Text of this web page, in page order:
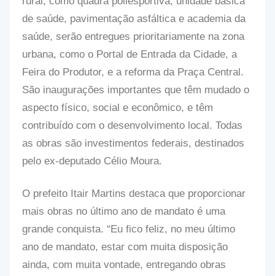
de saúde, pavimentação asfáltica e academia da
saúde, serão entregues prioritariamente na zona
urbana, como o Portal de Entrada da Cidade, a
Feira do Produtor, e a reforma da Praça Central.
São inaugurações importantes que têm mudado o
aspecto físico, social e econômico, e têm
contribuído com o desenvolvimento local. Todas
as obras são investimentos federais, destinados
pelo ex-deputado Célio Moura.
O prefeito Itair Martins destaca que proporcionar
mais obras no último ano de mandato é uma
grande conquista. “Eu fico feliz, no meu último
ano de mandato, estar com muita disposição
ainda, com muita vontade, entregando obras